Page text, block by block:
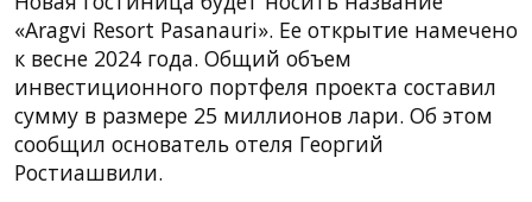
«Aragvi Resort Pasanauri». Ее открытие намечено
к весне 2024 года. Общий объем
инвестиционного портфеля проекта составил
сумму в размере 25 миллионов лари. Об этом
сообщил основатель отеля Георгий
Ростиашвили.